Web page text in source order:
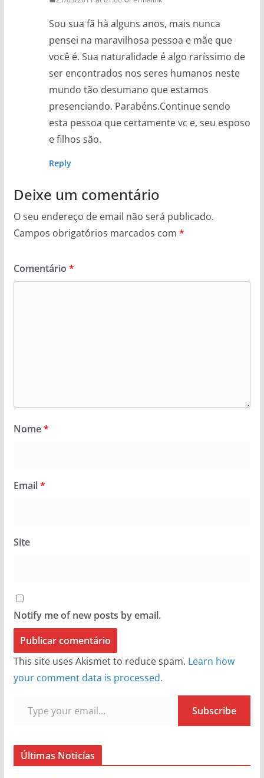
Sou sua fã hà alguns anos, mais nunca
pensei na maravilhosa pessoa e mãe que
você é. Sua naturalidade é algo raríssimo de
ser encontrados nos seres humanos neste
mundo tão desumano que estamos
presenciando. Parabéns.Continue sendo
esta pessoa que certamente vc e, seu esposo
e filhos são.
Reply
Deixe um comentário
O seu endereço de email não será publicado.
Campos obrigatórios marcados com *
Comentário *
Nome*
Email*
Site
Notify me of new posts by email.
This site uses Akismet to reduce spam. Learn how
your comment data is processed.
Subscribe
Últimas Noticías